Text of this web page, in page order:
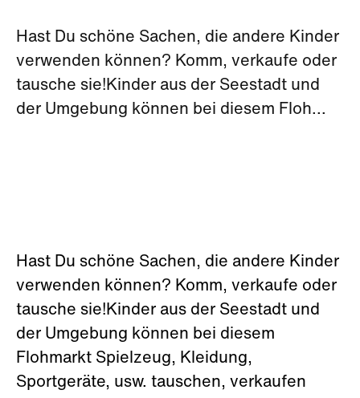
Hast Du schöne Sachen, die andere Kinder
verwenden können? Komm, verkaufe oder
tausche sie!Kinder aus der Seestadt und
der Umgebung können bei diesem Floh...
Hast Du schöne Sachen, die andere Kinder
verwenden können? Komm, verkaufe oder
tausche sie!Kinder aus der Seestadt und
der Umgebung können bei diesem
Flohmarkt Spielzeug, Kleidung,
Sportgeräte, usw. tauschen, verkaufen